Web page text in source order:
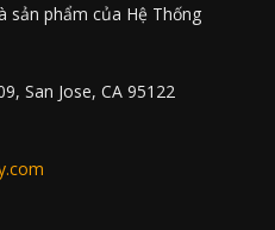
sản phẩm của Hệ Thống
San Jose, CA 95122